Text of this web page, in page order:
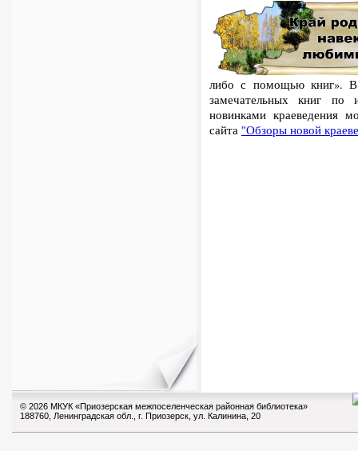
либо с помощью книг». В
замечательных книг
новинками краеведения
сайта "Обзоры новой
© 2026 МКУК «Приозерская межпоселенческая районная библиотека»
188760, Ленинградская обл., г. Приозерск, ул. Калинина, 20